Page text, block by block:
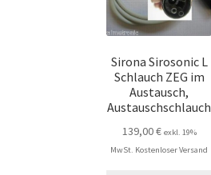
Sirona Sirosonic L
Schlauch ZEG im
Austausch,
Austauschschlauch
139,00€ exkl. 19%
MwSt. Kostenloser Versand